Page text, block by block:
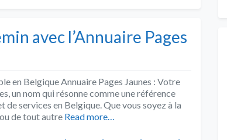
avec l’Annuaire Pages
en Belgique Annuaire Pages Jaunes : Votre
un nom qui résonne comme une référence
services en Belgique. Que vous soyez à la
de tout autre Read more…